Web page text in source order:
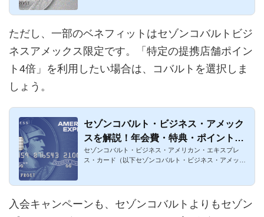
ただし、一部のベネフィットはセゾンコバルトビジ
ネスアメックス限定です。「特定の提携店舗ポイン
ト4倍」を利用したい場合は、コバルトを選択しま
しょう。
セゾンコバルト・ビジネス・アメック
スを解説！年会費・特典・ポイントま
とめ
セゾンコバルト・ビジネス・アメリカン・エキスプレ
ス・カード（以下セゾンコバルト・ビジネス・アメック
入会キャンペーンも、セゾンコバルトよりもセゾン